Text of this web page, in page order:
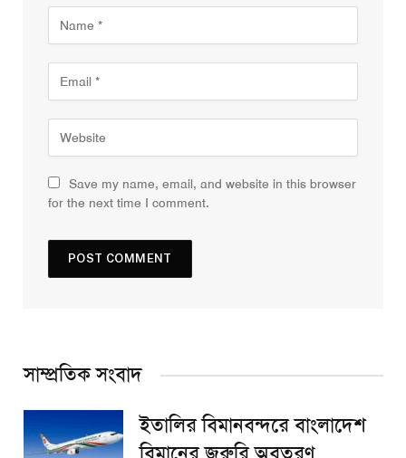
Save my name, email, and website in this browser
for the next time I comment.
সাম্প্রতিক সংবাদ
ইতালির বিমানবন্দরে বাংলাদেশ